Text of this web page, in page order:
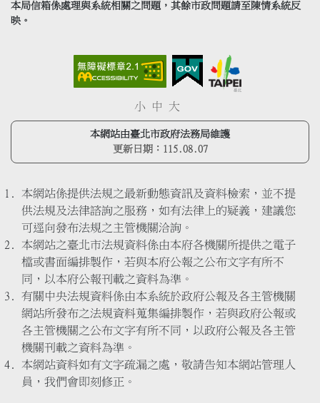
本局信箱係處理與系統相關之問題，其餘市政問題請至陳情系統反
映。
小 中 大
本網站由臺北市政府法務局維護
更新日期： 115.08.07
本網站係提供法規之最新動態資訊及資料檢索，並不提
供法規及法律諮詢之服務，如有法律上的疑義，建議您
可逕向發布法規之主管機關洽詢。
本網站之臺北市法規資料係由本府各機關所提供之電子
檔或書面編排製作，若與本府公報之公布文字有所不
同，以本府公報刊載之資料為準。
有關中央法規資料係由本系統於政府公報及各主管機關
網站所發布之法規資料蒐集編排製作，若與政府公報或
各主管機關之公布文字有所不同，以政府公報及各主管
機關刊載之資料為準。
本網站資料如有文字疏漏之處，敬請告知本網站管理人
員，我們會即刻修正。